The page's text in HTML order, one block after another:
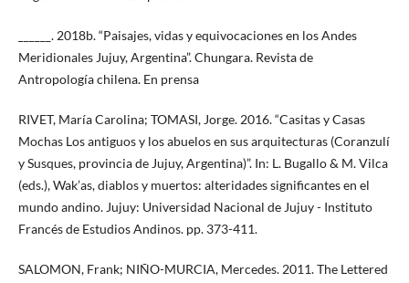
______. 2018b. “Paisajes, vidas y equivocaciones en los Andes
Meridionales Jujuy, Argentina”. Chungara. Revista de
Antropología chilena. En prensa
RIVET, María Carolina; TOMASI, Jorge. 2016. “Casitas y Casas
Mochas Los antiguos y los abuelos en sus arquitecturas (Coranzulí
y Susques, provincia de Jujuy, Argentina)”. In: L. Bugallo & M. Vilca
(eds.), Wak’as, diablos y muertos: alteridades significantes en el
mundo andino. Jujuy: Universidad Nacional de Jujuy - Instituto
Francés de Estudios Andinos. pp. 373-411.
SALOMON, Frank; NIÑO-MURCIA, Mercedes. 2011. The Lettered